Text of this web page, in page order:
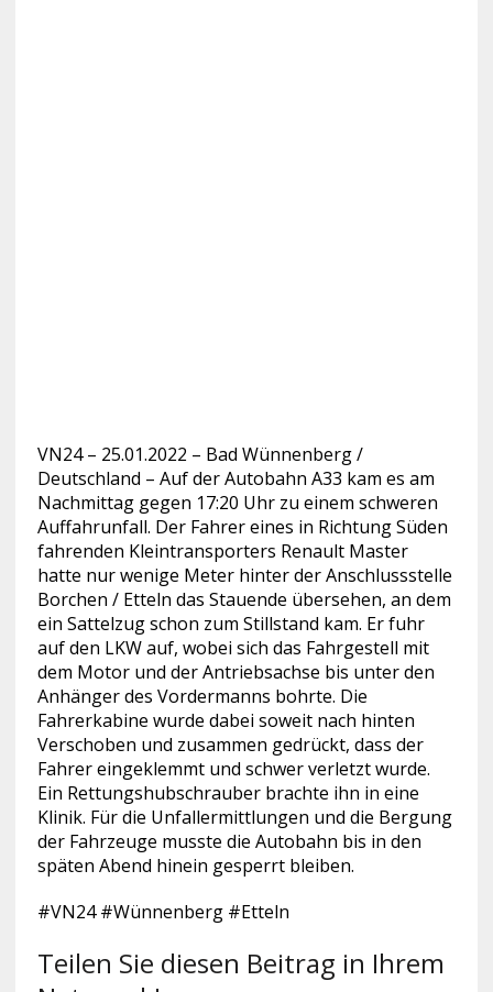
VN24 – 25.01.2022 – Bad Wünnenberg /
Deutschland – Auf der Autobahn A33 kam es am
Nachmittag gegen 17:20 Uhr zu einem schweren
Auffahrunfall. Der Fahrer eines in Richtung Süden
fahrenden Kleintransporters Renault Master
hatte nur wenige Meter hinter der Anschlussstelle
Borchen / Etteln das Stauende übersehen, an dem
ein Sattelzug schon zum Stillstand kam. Er fuhr
auf den LKW auf, wobei sich das Fahrgestell mit
dem Motor und der Antriebsachse bis unter den
Anhänger des Vordermanns bohrte. Die
Fahrerkabine wurde dabei soweit nach hinten
Verschoben und zusammen gedrückt, dass der
Fahrer eingeklemmt und schwer verletzt wurde.
Ein Rettungshubschrauber brachte ihn in eine
Klinik. Für die Unfallermittlungen und die Bergung
der Fahrzeuge musste die Autobahn bis in den
späten Abend hinein gesperrt bleiben.
#VN24 #Wünnenberg #Etteln
Teilen Sie diesen Beitrag in Ihrem